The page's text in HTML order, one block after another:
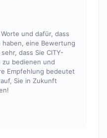
und dafür, dass
haben, eine Bewertung
dass Sie CITY-
zu bedienen und
Empfehlung bedeutet
Sie in Zukunft